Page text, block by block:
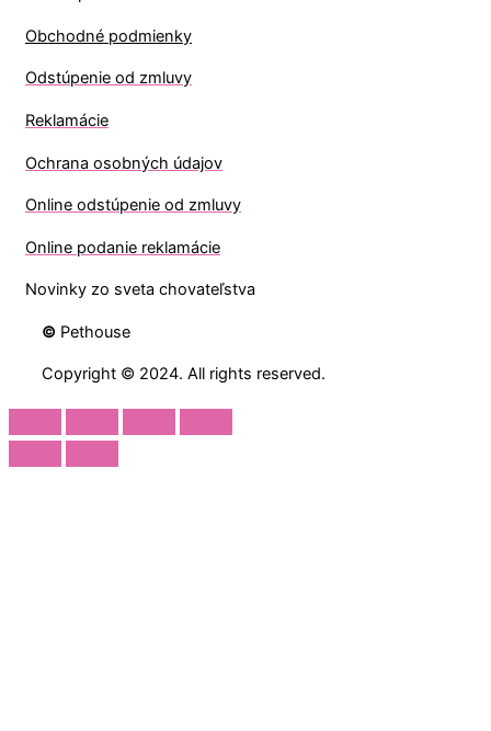
Obchodné podmienky
Odstúpenie od zmluvy
Reklamácie
Ochrana osobných údajov
Online odstúpenie od zmluvy
Online podanie reklamácie
Novinky zo sveta chovateľstva
© Pethouse
Copyright © 2024. All rights reserved.